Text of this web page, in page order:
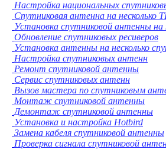
Настройка национальных
Спутниковая антенна на несколько
Установка спутниковой антенны
Обновление спутниковых ресиверов
Установка антенны на несколько
Настройка спутниковых антенн
Ремонт спутниковой антенны
Сервис спутниковых антенн
Вызов мастера по спутниковым
Монтаж спутниковой антенны
Демонтаж спутниковой антенны
Установка и настройка Hotbird
Замена кабеля спутниковой антенны
Проверка сигнала спутниковой